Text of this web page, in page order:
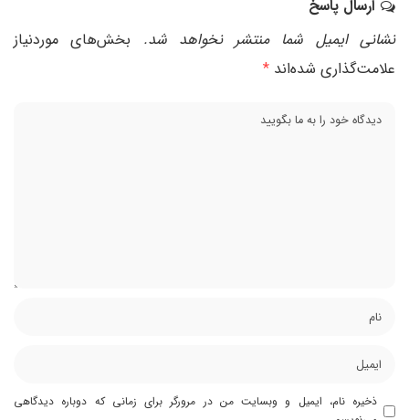
ارسال پاسخ
نشانی ایمیل شما منتشر نخواهد شد.
بخش‌های موردنیاز
علامت‌گذاری شده‌اند *
ذخیره نام، ایمیل و وبسایت من در مرورگر برای زمانی که دوباره دیدگاهی